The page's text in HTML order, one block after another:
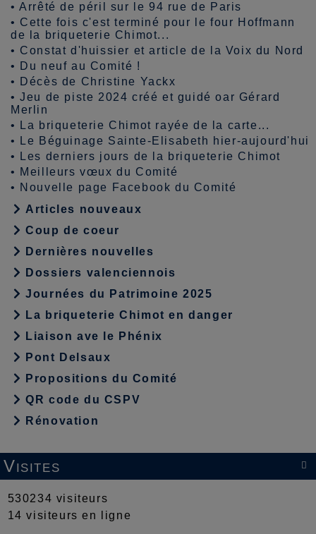
•Arrêté de péril sur le 94 rue de Paris
• Cette fois c'est terminé pour le four Hoffmann
de la briqueterie Chimot...
• Constat d'huissier et article de la Voix du Nord
•
Du neuf au Comité !
•
Décès de Christine Yackx
•Jeu de piste 2024 créé et guidé oar Gérard
Merlin
•
La briqueterie Chimot rayée de la carte...
•
Le Béguinage Sainte-Elisabeth hier-aujourd'hui
•
Les derniers jours de la briqueterie Chimot
• Meilleurs vœux du Comité
• Nouvelle page Facebook du Comité
Articles nouveaux
Coup de coeur
Dernières nouvelles
Dossiers valenciennois
Journées du Patrimoine 2025
La briqueterie Chimot en danger
Liaison ave le Phénix
Pont Delsaux
Propositions du Comité
QR code du CSPV
Rénovation

Visites
530234 visiteurs
14 visiteurs en ligne